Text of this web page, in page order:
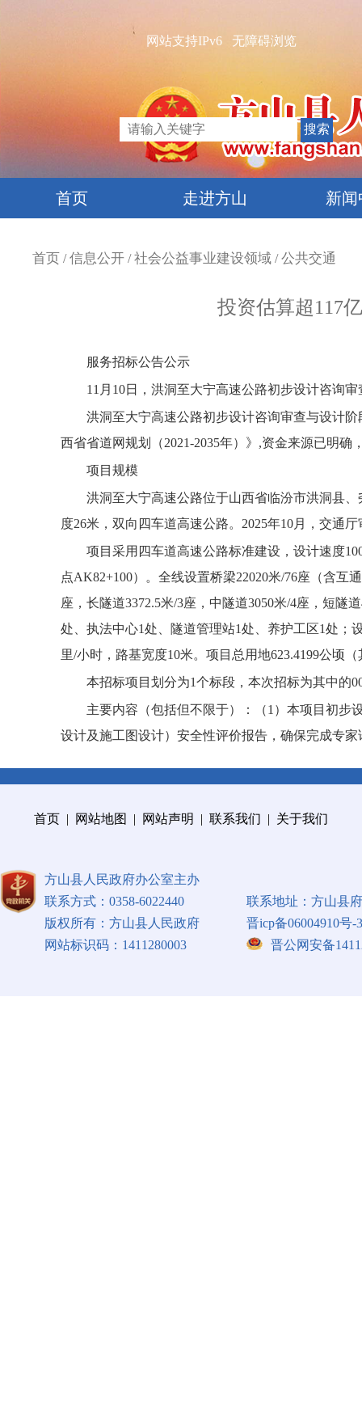
网站支持IPv6 无障碍浏览
首页 走进方山 新闻
首页 /信息公开 /社会公益事业建设领域 /公共交通
投资估算超117
服务招标公告公示
11月10日，洪洞至大宁高速公路初步设计咨询
洪洞至大宁高速公路初步设计咨询审查与设计
西省省道网规划（2021-2035年）》,资金来源已明
项目规模
洪洞至大宁高速公路位于山西省临汾市洪洞县
度26米，双向四车道高速公路。2025年10月，交通
项目采用四车道高速公路标准建设，设计速度
点AK82+100）。全线设置桥梁22020米/76座（含互
座，长隧道3372.5米/3座，中隧道3050米/4座，短隧
处、执法中心1处、隧道管理站1处、养护工区1处；
里/小时，路基宽度10米。项目总用地623.4199公顷
本招标项目划分为1个标段，本次招标为其中的
主要内容（包括但不限于）：（1）本项目初步
设计及施工图设计）安全性评价报告，确保完成专
首页 | 网站地图 | 网站声明 | 联系我们 | 关于我们
方山县人民政府办公室主办
联系方式：0358-6022440
联系地址：方山县
版权所有：方山县人民政府
晋icp备06004910号-
网站标识码：1411280003
晋公网安备